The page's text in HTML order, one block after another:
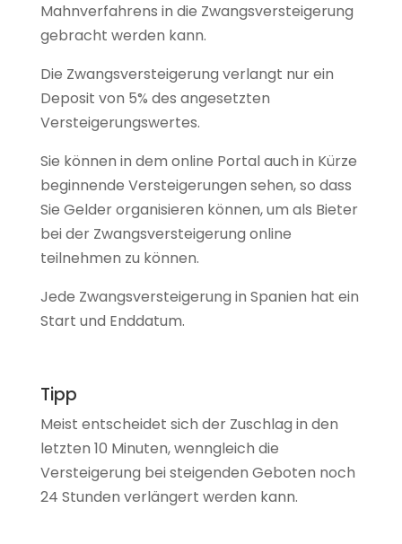
Mahnverfahrens in die Zwangsversteigerung
gebracht werden kann.
Die Zwangsversteigerung verlangt nur ein
Deposit von 5% des angesetzten
Versteigerungswertes.
Sie können in dem online Portal auch in Kürze
beginnende Versteigerungen sehen, so dass
Sie Gelder organisieren können, um als Bieter
bei der Zwangsversteigerung online
teilnehmen zu können.
Jede Zwangsversteigerung in Spanien hat ein
Start und Enddatum.
Tipp
Meist entscheidet sich der Zuschlag in den
letzten 10 Minuten, wenngleich die
Versteigerung bei steigenden Geboten noch
24 Stunden verlängert werden kann.